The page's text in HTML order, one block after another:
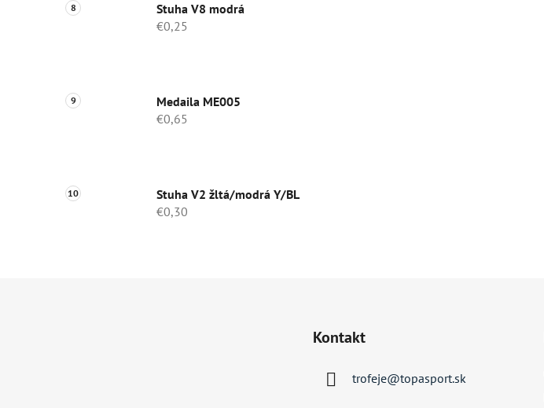
Stuha V8 modrá
€0,25
Medaila ME005
€0,65
Stuha V2 žltá/modrá Y/BL
€0,30
Kontakt
trofeje@topasport.sk